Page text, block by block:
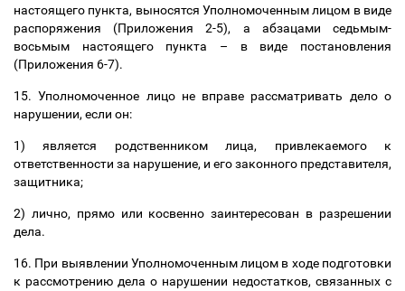
настоящего пункта, выносятся Уполномоченным лицом в виде
распоряжения (Приложения 2-5), а абзацами седьмым-
восьмым настоящего пункта – в виде постановления
(Приложения 6-7).
15. Уполномоченное лицо не вправе рассматривать дело о
нарушении, если он:
1) является родственником лица, привлекаемого к
ответственности за нарушение, и его законного представителя,
защитника;
2) лично, прямо или косвенно заинтересован в разрешении
дела.
16. При выявлении Уполномоченным лицом в ходе подготовки
к рассмотрению дела о нарушении недостатков, связанных с